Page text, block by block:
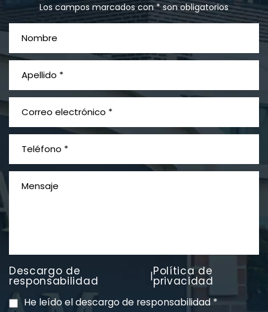
¿Qué es el mesotelioma?
PVC Cloruro de polivinilo
Exposición
Los campos marcados con * son obligatorios
Descargo de
responsabilidad |Política de
privacidad
He leído el descargo de responsabilidad*